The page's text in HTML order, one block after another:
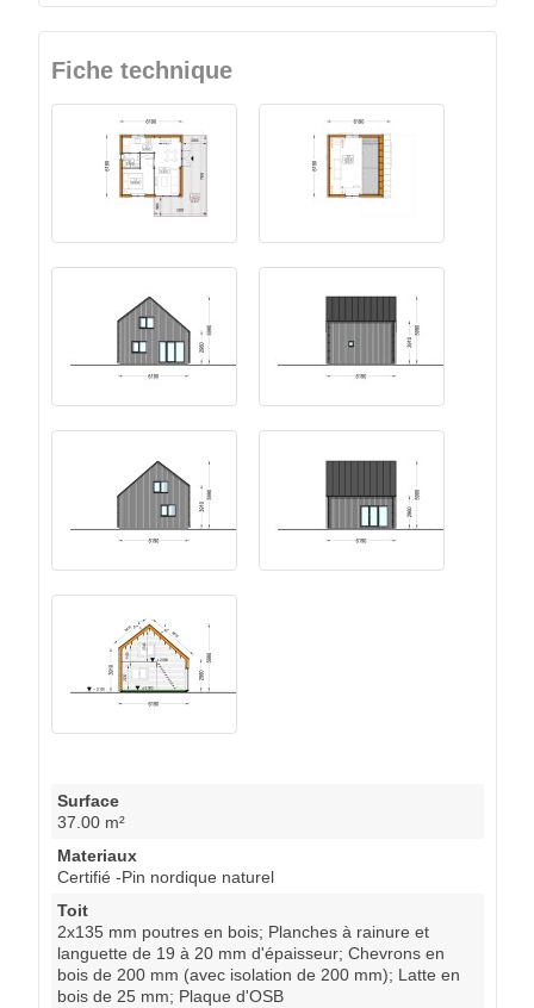
Fiche technique
Surface
37.00 m²
Materiaux
Certifié -Pin nordique naturel
Toit
2x135 mm poutres en bois; Planches à rainure et
languette de 19 à 20 mm d'épaisseur; Chevrons en
bois de 200 mm (avec isolation de 200 mm); Latte en
bois de 25 mm; Plaque d'OSB